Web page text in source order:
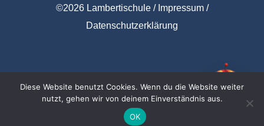
©2026 Lambertischule / Impressum/
Datenschutzerklärung
Diese Website benutzt Cookies. Wenn du die Website weiter
nutzt, gehen wir von deinem Einverständnis aus.
OK